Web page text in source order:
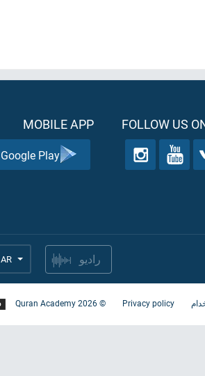
FOLLOW US
MOBILE APP
Google Play
AR راديو
Privacy policy
©
2026